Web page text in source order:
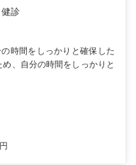
診
時間をしっかりと確保した
、自分の時間をしっかりと